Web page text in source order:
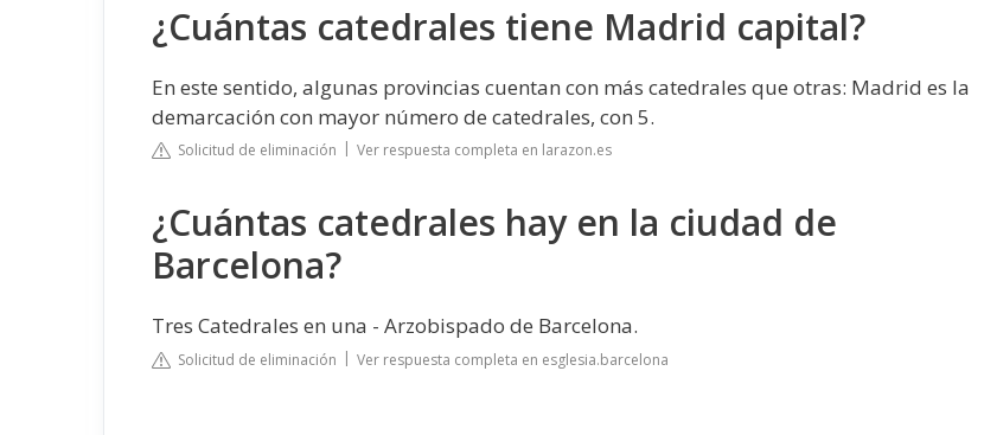
¿Cuántas catedrales tiene Madrid capital?
En este sentido, algunas provincias cuentan con más catedrales que otras: Madrid es la
demarcación con mayor número de catedrales, con 5.
Solicitud de eliminación Ver respuesta completa en larazon.es
¿Cuántas catedrales hay en la ciudad de
Barcelona?
Tres Catedrales en una - Arzobispado de Barcelona.
Solicitud de eliminación Ver respuesta completa en esglesia.barcelona